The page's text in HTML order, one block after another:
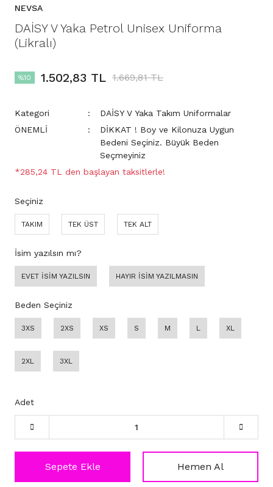
NEVSA
DAİSY V Yaka Petrol Unisex Uniforma
(Likralı)
%10 1.502,83 TL 1.669,81 TL
Kategori
DAİSY V Yaka Takım Uniformalar
ÖNEMLİ
DİKKAT ! Boy ve Kilonuza Uygun
Bedeni Seçiniz. Büyük Beden
Seçmeyiniz
*285,24 TL den başlayan taksitlerle!
Seçiniz
TAKIM TEK ÜST TEK ALT
İsim yazılsın mı?
EVET İSİM YAZILSIN HAYIR İSİM YAZILMASIN
Beden Seçiniz
3XS 2XS XS S M L XL
2XL 3XL
Adet
Sepete Ekle Hemen Al